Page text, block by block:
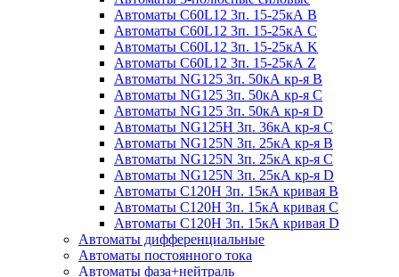
Автоматы C60L12 3п. 15-25кА B
Автоматы C60L12 3п. 15-25кА C
Автоматы C60L12 3п. 15-25кА K
Автоматы C60L12 3п. 15-25кА Z
Автоматы NG125 3п. 50кА кр-я B
Автоматы NG125 3п. 50кА кр-я C
Автоматы NG125 3п. 50кА кр-я D
Автоматы NG125H 3п. 36кА кр-я C
Автоматы NG125N 3п. 25кА кр-я B
Автоматы NG125N 3п. 25кА кр-я C
Автоматы NG125N 3п. 25кА кр-я D
Автоматы С120Н 3п. 15кА кривая B
Автоматы С120Н 3п. 15кА кривая C
Автоматы С120Н 3п. 15кА кривая D
Автоматы дифференциальные
Автоматы постоянного тока
Автоматы фаза+нейтраль